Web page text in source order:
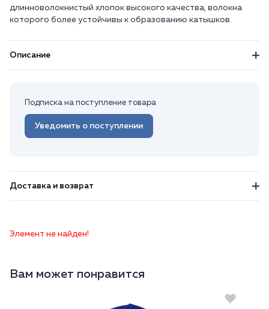
длинноволокнистый хлопок высокого качества, волокна
Описание
Подписка на поступление товара
Уведомить о поступлении
Доставка и возврат
Элемент не найден!
Вам может понравится